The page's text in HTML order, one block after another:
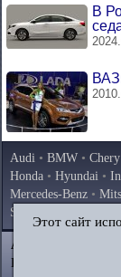
В
Audi • BMW • Chery
Honda • Hyundai •
Mercedes-Benz •
Skoda
AutoInstruction.ru
Карта сайта
Этот сайт